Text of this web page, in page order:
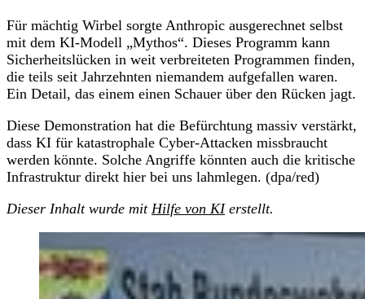
Für mächtig Wirbel sorgte Anthropic ausgerechnet selbst
mit dem KI-Modell „Mythos“. Dieses Programm kann
Sicherheitslücken in weit verbreiteten Programmen finden,
die teils seit Jahrzehnten niemandem aufgefallen waren.
Ein Detail, das einem einen Schauer über den Rücken jagt.
Diese Demonstration hat die Befürchtung massiv verstärkt,
dass KI für katastrophale Cyber-Attacken missbraucht
werden könnte. Solche Angriffe könnten auch die kritische
Infrastruktur direkt hier bei uns lahmlegen. (dpa/red)
Dieser Inhalt wurde mit Hilfe von KIerstellt.